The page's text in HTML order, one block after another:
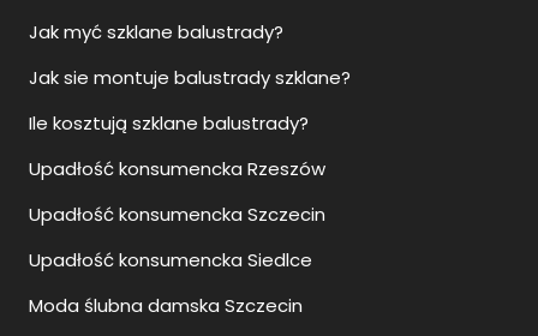
Jak myć szklane balustrady?
Jak sie montuje balustrady szklane?
Ile kosztują szklane balustrady?
Upadłość konsumencka Rzeszów
Upadłość konsumencka Szczecin
Upadłość konsumencka Siedlce
Moda ślubna damska Szczecin